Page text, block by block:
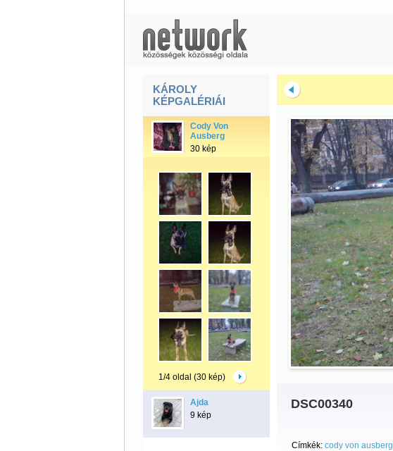
KÁROLY
KÉPGALÉRIÁI
Cody Von
Ausberg
30 kép
1/4 oldal (30 kép)
Ajda
9 kép
DSC00340
Címkék: cody von ausberg